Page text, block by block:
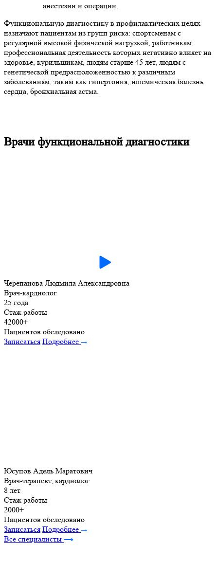
анестезии и операции.
Функциональную диагностику в профилактических целях
назначают пациентам из групп риска: спортсменам с
регулярной высокой физической нагрузкой, работникам,
профессиональная деятельность которых негативно влияет на
здоровье, курильщикам, людям старше 45 лет, людям с
генетической предрасположенностью к различным
заболеваниям, таким как гипертония, ишемическая болезнь
сердца, бронхиальная астма.
Врачи функциональной диагностики
Черепанова Людмила Александровна
Врач-кардиолог
25 года
Стаж работы
42000+
Пациентов обследовано
Записаться Подробнее
Юсупов Адель Маратович
Врач-терапевт, кардиолог
8 лет
Стаж работы
2000+
Пациентов обследовано
Записаться Подробнее
Все специалисты